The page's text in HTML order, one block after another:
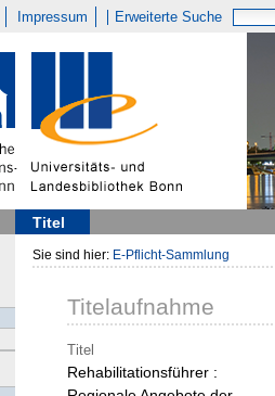
Impressum Erweiterte Suche
Titel
Sie sind hier: E-Pflicht-Sammlung
Titelaufnahme
Titel
Rehabilitationsführer :